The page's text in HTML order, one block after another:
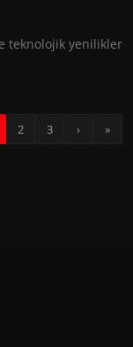
teknolojik yenilikler
2 3 › »